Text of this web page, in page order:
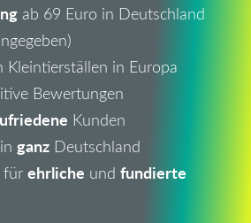
ab 69 Euro in Deutschland
Kleintierställen in Europa
Bewertungen
Kunden
ganz Deutschland
für ehrliche und fundierte